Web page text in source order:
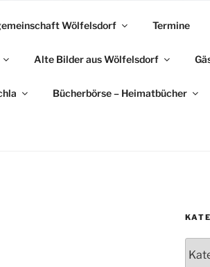
Wölfelsdorf Termine
Alte Bilder aus Wölfelsdorf
Bücherbörse – Heimatbücher